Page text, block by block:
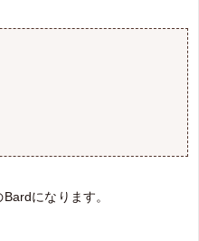
になります。